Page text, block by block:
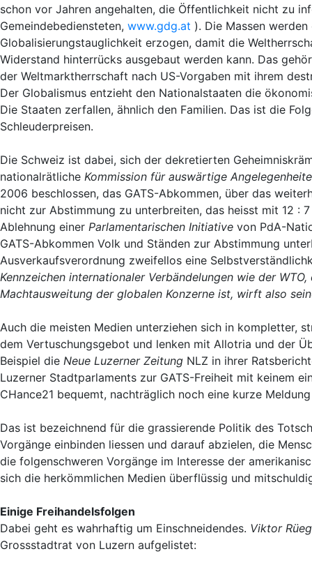
schon vor Jahren angehalten, die Öffentlichkeit nicht zu
Gemeindebediensteten, www.gdg.at ). Die Massen
Globalisierungstauglichkeit erzogen, damit die
Widerstand hinterrücks ausgebaut werden kann. Das
der Weltmarktherrschaft nach US-Vorgaben mit ihrem
Der Globalismus entzieht den Nationalstaaten die
Die Staaten zerfallen, ähnlich den Familien. Das ist die
Schleuderpreisen.
Die Schweiz ist dabei, sich der dekretierten
nationalrätliche Kommission für auswärtige
2006 beschlossen, das GATS-Abkommen, über das
nicht zur Abstimmung zu unterbreiten, das heisst mit 12 :
Ablehnung einer Parlamentarischen Initiative von PdA-
GATS-Abkommen Volk und Ständen zur Abstimmung
Ausverkaufsverordnung zweifellos eine
Kennzeichen internationaler Verbändelungen wie der
Machtausweitung der globalen Konzerne ist, wirft also
Auch die meisten Medien unterziehen sich in kompletter,
dem Vertuschungsgebot und lenken mit Allotria und der
Beispiel die Neue Luzerner Zeitung NLZ in ihrer
Luzerner Stadtparlaments zur GATS-Freiheit mit keinem
CHance21 bequemt, nachträglich noch eine kurze
Das ist bezeichnend für die grassierende Politik des
Vorgänge einbinden liessen und darauf abzielen, die
die folgenschweren Vorgänge im Interesse der
sich die herkömmlichen Medien überflüssig und
Einige Freihandelsfolgen
Dabei geht es wahrhaftig um Einschneidendes. Viktor
Grossstadtrat von Luzern aufgelistet: